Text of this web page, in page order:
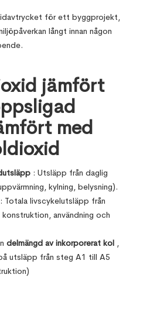
för ett byggprojekt,
långt innan någon
jämfört
med
: Utsläpp från daglig
kylning, belysning).
: Totala livscykelutsläpp från
användning och
delmängd av inkorporerat kol ,
utsläpp från steg A1 till A5